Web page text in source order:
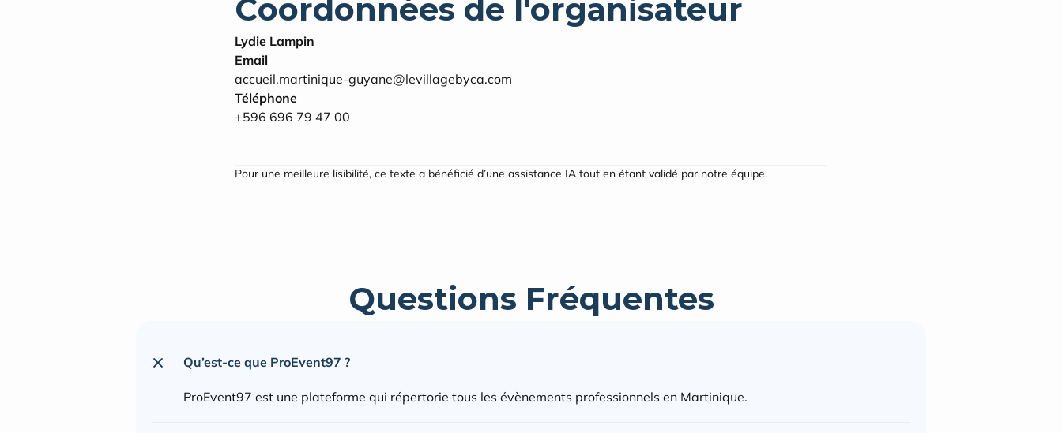
Coordonnées de l'organisateur
Lydie Lampin
Email
accueil.martinique-guyane@levillagebyca.com
Téléphone
+596 696 79 47 00
Pour une meilleure lisibilité, ce texte a bénéficié d’une assistance IA tout en étant validé par notre équipe.
Questions Fréquentes
Qu’est-ce que ProEvent97 ?
ProEvent97 est une plateforme qui répertorie tous les évènements professionnels en Martinique.